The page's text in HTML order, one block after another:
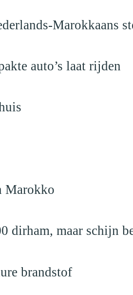
Marokkaans
auto’s laat rijden
Marokko
dirham, maar schijn
brandstof